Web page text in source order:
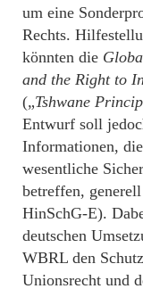
um eine
Rechts.
könnten die
and the Right to
(„Tshwane
Entwurf soll
Informationen,
wesentliche
betreffen,
HinSchG-E).
deutschen
WBRL den
Unionsrecht und